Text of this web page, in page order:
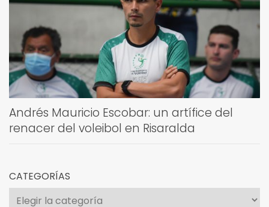
Andrés Mauricio Escobar: un artífice del
renacer del voleibol en Risaralda
CATEGORÍAS
Categorías